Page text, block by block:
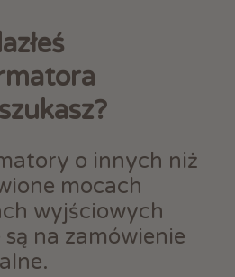
o innych niż
mocach
wyjściowych
na zamówienie